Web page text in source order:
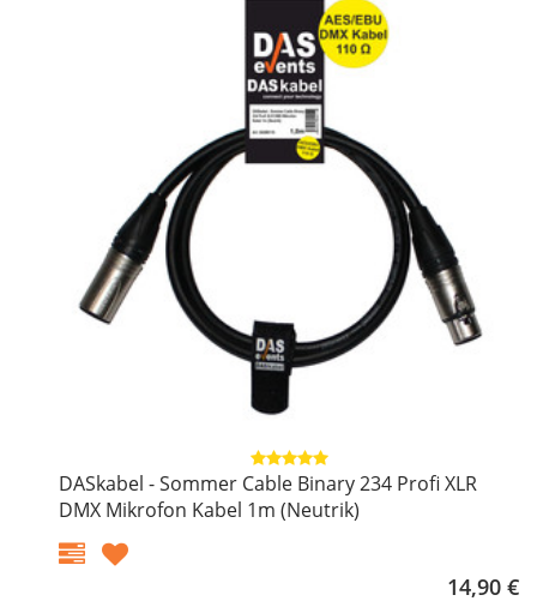
DASkabel - Sommer Cable Binary 234 Profi XLR
DMX Mikrofon Kabel 1m (Neutrik)
14,90 €